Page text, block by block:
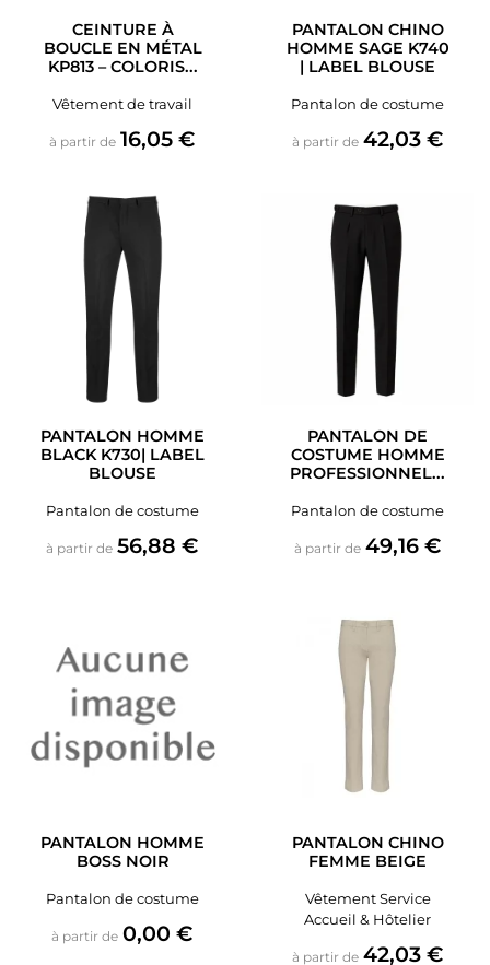
CEINTURE À
BOUCLE EN MÉTAL
KP813 – COLORIS...
Vêtement de travail
à partir de Prix
16,05 €
PANTALON CHINO
HOMME SAGE K740
| LABEL BLOUSE
Pantalon de costume
à partir de Prix
42,03 €
PANTALON HOMME
BLACK K730| LABEL
BLOUSE
Pantalon de costume
à partir de Prix
56,88 €
PANTALON DE
COSTUME HOMME
PROFESSIONNEL...
Pantalon de costume
à partir de Prix
49,16 €
PANTALON HOMME
BOSS NOIR
Pantalon de costume
à partir de Prix
0,00 €
PANTALON CHINO
FEMME BEIGE
Vêtement Service
Accueil & Hôtelier
à partir de Prix
42,03 €